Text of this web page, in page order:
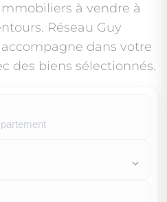
à vendre à
Réseau Guy
dans votre
des biens sélectionnés.